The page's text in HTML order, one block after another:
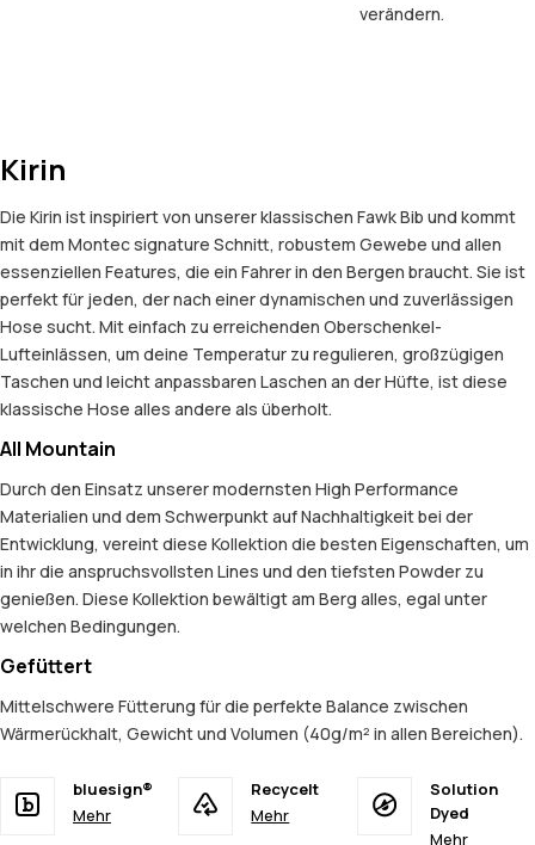
verändern.
Kirin
Die Kirin ist inspiriert von unserer klassischen Fawk Bib und kommt
mit dem Montec signature Schnitt, robustem Gewebe und allen
essenziellen Features, die ein Fahrer in den Bergen braucht. Sie ist
perfekt für jeden, der nach einer dynamischen und zuverlässigen
Hose sucht. Mit einfach zu erreichenden Oberschenkel-
Lufteinlässen, um deine Temperatur zu regulieren, großzügigen
Taschen und leicht anpassbaren Laschen an der Hüfte, ist diese
klassische Hose alles andere als überholt.
All Mountain
Durch den Einsatz unserer modernsten High Performance
Materialien und dem Schwerpunkt auf Nachhaltigkeit bei der
Entwicklung, vereint diese Kollektion die besten Eigenschaften, um
in ihr die anspruchsvollsten Lines und den tiefsten Powder zu
genießen. Diese Kollektion bewältigt am Berg alles, egal unter
welchen Bedingungen.
Gefüttert
Mittelschwere Fütterung für die perfekte Balance zwischen
Wärmerückhalt, Gewicht und Volumen (40g/m² in allen Bereichen).
bluesign®
Mehr
Recycelt
Mehr
Solution
Dyed
Mehr